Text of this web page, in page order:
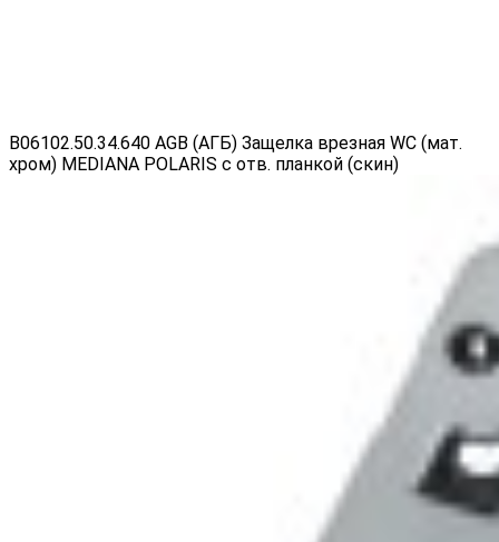
B06102.50.34.640 AGB (АГБ) Защелка врезная WC (мат.
хром) MEDIANA POLARIS с отв. планкой (скин)